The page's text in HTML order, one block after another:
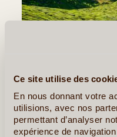
Ce site utilise des
En nous donnant votre
utilisions, avec nos
permettant d’analyser
expérience de
De Kuala Lumpur, la
plantations de thé des
touristique, classée au
très belle capitale